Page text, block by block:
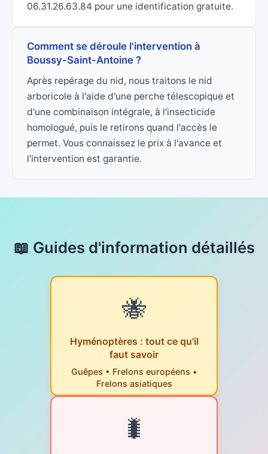
06.31.26.63.84 pour une identification gratuite.
Comment se déroule l'intervention à
Boussy-Saint-Antoine ?
Après repérage du nid, nous traitons le nid
arboricole à l'aide d'une perche télescopique et
d'une combinaison intégrale, à l'insecticide
homologué, puis le retirons quand l'accès le
permet. Vous connaissez le prix à l'avance et
l'intervention est garantie.
📖 Guides d'information détaillés
🐝
Hyménoptères : tout ce qu'il
faut savoir
Guêpes • Frelons européens •
Frelons asiatiques
🐛